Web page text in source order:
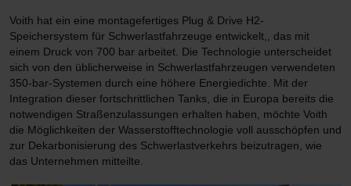
Voith hat ein eine montagefertiges Plug & Drive H2-
Speichersystem für Schwerlastfahrzeuge entwickelt,, das mit
einem Druck von 700 bar arbeitet. Die Technologie unterscheidet
sich von den üblicherweise in Schwerlastfahrzeugen verwendeten
350-bar-Systemen durch eine höhere Energiedichte. Mit der
Integration dieser fortschrittlichen Tanks, die in Europa bereits die
notwendigen Straßenzulassungen erhalten haben, möchte Voith
die Möglichkeiten der Wasserstofftechnologie voll ausschöpfen und
zur Dekarbonisierung des Schwerlastverkehrs beizutragen, wie
das Unternehmen mitteilte.